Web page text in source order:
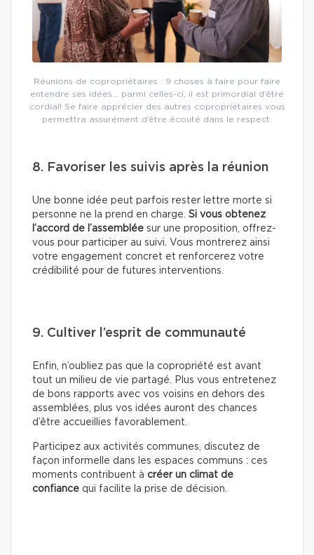
Réunions de copropriétaires : 9 choses à faire pour faire
entendre ses idées… parmi celles-ci, il est primordial d’être
cordial! Se faire apprécier des autres copropriétaires vous
permettra assurément d’être écouté dans le respect.
8. Favoriser les suivis après la réunion
Une bonne idée peut parfois rester lettre morte si
personne ne la prend en charge. Si vous obtenez
l’accord de l’assemblée sur une proposition, offrez-
vous pour participer au suivi. Vous montrerez ainsi
votre engagement concret et renforcerez votre
crédibilité pour de futures interventions.
9. Cultiver l’esprit de communauté
Enfin, n’oubliez pas que la copropriété est avant
tout un milieu de vie partagé. Plus vous entretenez
de bons rapports avec vos voisins en dehors des
assemblées, plus vos idées auront des chances
d’être accueillies favorablement.
Participez aux activités communes, discutez de
façon informelle dans les espaces communs : ces
moments contribuent à créer un climat de
confiance qui facilite la prise de décision.